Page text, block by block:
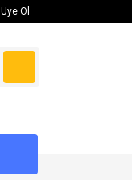
Üye Ol